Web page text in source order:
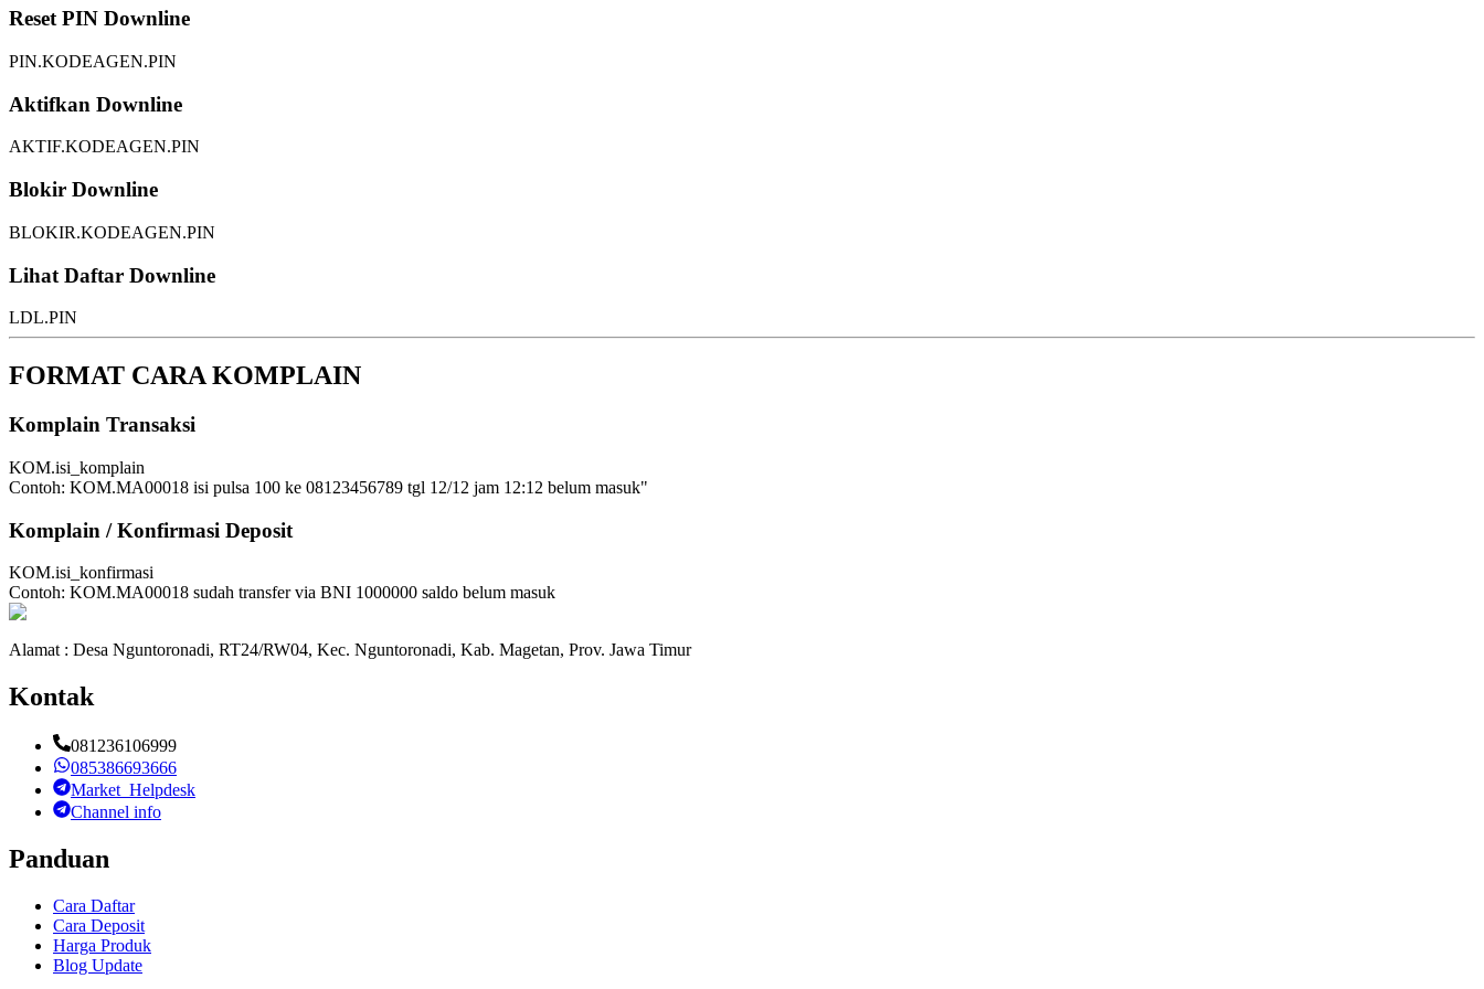
Reset PIN Downline
PIN.KODEAGEN.PIN
Aktifkan Downline
AKTIF.KODEAGEN.PIN
Blokir Downline
BLOKIR.KODEAGEN.PIN
Lihat Daftar Downline
LDL.PIN
FORMAT CARA KOMPLAIN
Komplain Transaksi
KOM.isi_komplain
Contoh: KOM.MA00018 isi pulsa 100 ke 08123456789 tgl 12/12 jam 12:12 belum masuk"
Komplain / Konfirmasi Deposit
KOM.isi_konfirmasi
Contoh: KOM.MA00018 sudah transfer via BNI 1000000 saldo belum masuk
Alamat : Desa Nguntoronadi, RT24/RW04, Kec. Nguntoronadi, Kab. Magetan, Prov. Jawa Timur
Kontak
081236106999
085386693666
Market_Helpdesk
Channel info
Panduan
Cara Daftar
Cara Deposit
Harga Produk
Blog Update